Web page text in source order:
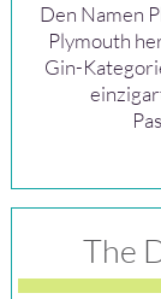
Den Namen
Plymouth
Gin-
The